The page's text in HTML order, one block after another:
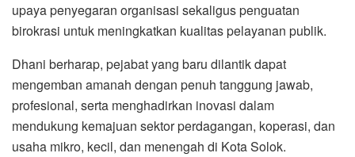
upaya penyegaran organisasi sekaligus penguatan
birokrasi untuk meningkatkan kualitas pelayanan publik.
Dhani berharap, pejabat yang baru dilantik dapat
mengemban amanah dengan penuh tanggung jawab,
profesional, serta menghadirkan inovasi dalam
mendukung kemajuan sektor perdagangan, koperasi, dan
usaha mikro, kecil, dan menengah di Kota Solok.